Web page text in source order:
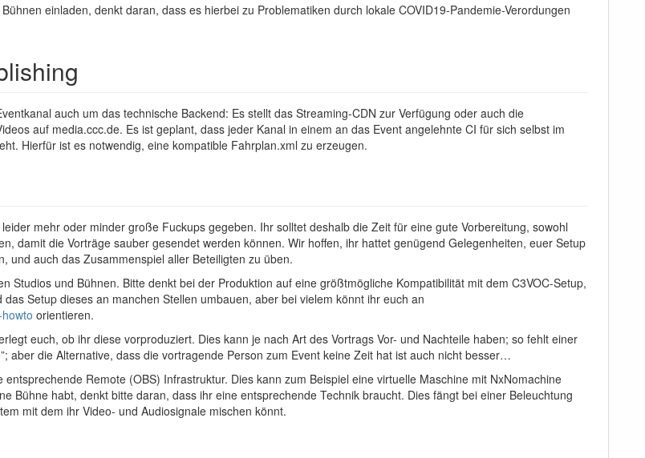
einladen, denkt daran, dass es hierbei zu Problematiken durch lokale COVID19-Pandemie-Verordungen
auch um das technische Backend: Es stellt das Streaming-CDN zur Verfügung oder auch die
auf media.ccc.de. Es ist geplant, dass jeder Kanal in einem an das Event angelehnte CI für sich selbst im
Hierfür ist es notwendig, eine kompatible Fahrplan.xml zu erzeugen.
mehr oder minder große Fuckups gegeben. Ihr solltet deshalb die Zeit für eine gute Vorbereitung, sowohl
damit die Vorträge sauber gesendet werden können. Wir hoffen, ihr hattet genügend Gelegenheiten, euer Setup
und auch das Zusammenspiel aller Beteiligten zu üben.
Studios und Bühnen. Bitte denkt bei der Produktion auf eine größtmögliche Kompatibilität mit dem C3VOC-Setup,
das Setup dieses an manchen Stellen umbauen, aber bei vielem könnt ihr euch an
orientieren.
euch, ob ihr diese vorproduziert. Dies kann je nach Art des Vortrags Vor- und Nachteile haben; so fehlt einer
aber die Alternative, dass die vortragende Person zum Event keine Zeit hat ist auch nicht besser…
Remote (OBS) Infrastruktur. Dies kann zum Beispiel eine virtuelle Maschine mit NxNomachine
Bühne habt, denkt bitte daran, dass ihr eine entsprechende Technik braucht. Dies fängt bei einer Beleuchtung
mit dem ihr Video- und Audiosignale mischen könnt.